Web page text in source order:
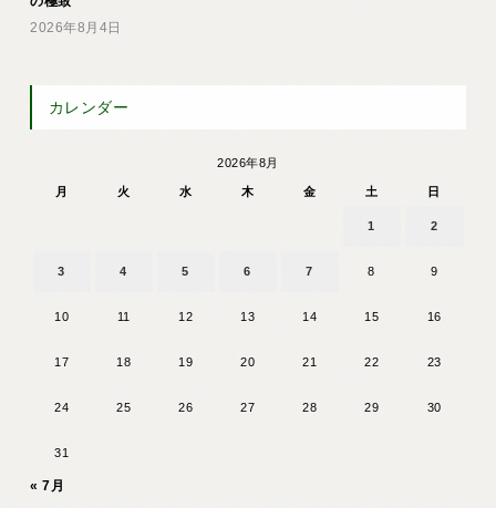
2026年8月4日
カレンダー
2026年8月
月 火 水 木 金 土 日
1 2
3 4 5 6 7 8 9
10 11 12 13 14 15 16
17 18 19 20 21 22 23
24 25 26 27 28 29 30
31
« 7月